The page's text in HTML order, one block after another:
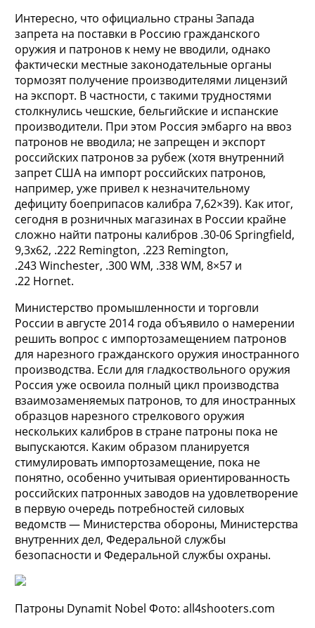
Интересно, что официально страны Запада
запрета на поставки в Россию гражданского
оружия и патронов к нему не вводили, однако
фактически местные законодательные органы
тормозят получение производителями лицензий
на экспорт. В частности, с такими трудностями
столкнулись чешские, бельгийские и испанские
производители. При этом Россия эмбарго на ввоз
патронов не вводила; не запрещен и экспорт
российских патронов за рубеж (хотя внутренний
запрет США на импорт российских патронов,
например, уже привел к незначительному
дефициту боеприпасов калибра 7,62×39). Как итог,
сегодня в розничных магазинах в России крайне
сложно найти патроны калибров .30-06 Springfield,
9,3х62, .222 Remington, .223 Remington,
.243 Winchester, .300 WM, .338 WM, 8×57 и
.22 Hornet.
Министерство промышленности и торговли
России в августе 2014 года объявило о намерении
решить вопрос с импортозамещением патронов
для нарезного гражданского оружия иностранного
производства. Если для гладкоствольного оружия
Россия уже освоила полный цикл производства
взаимозаменяемых патронов, то для иностранных
образцов нарезного стрелкового оружия
нескольких калибров в стране патроны пока не
выпускаются. Каким образом планируется
стимулировать импортозамещение, пока не
понятно, особенно учитывая ориентированность
российских патронных заводов на удовлетворение
в первую очередь потребностей силовых
ведомств — Министерства обороны, Министерства
внутренних дел, Федеральной службы
безопасности и Федеральной службы охраны.
Патроны Dynamit Nobel Фото: all4shooters.com